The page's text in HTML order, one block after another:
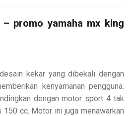
promo yamaha mx king
kekar yang dibekali dengan
kenyamanan pengguna.
dengan motor sport 4 tak
cc. Motor ini juga menawarkan